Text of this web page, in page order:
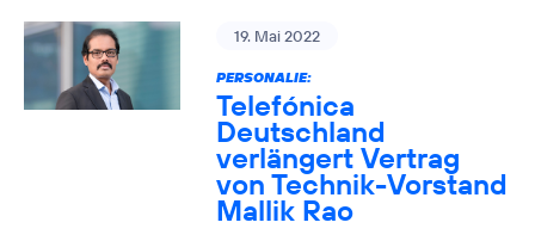
19. Mai 2022
PERSONALIE:
Telefónica
Deutschland
verlängert Vertrag
von Technik-Vorstand
Mallik Rao